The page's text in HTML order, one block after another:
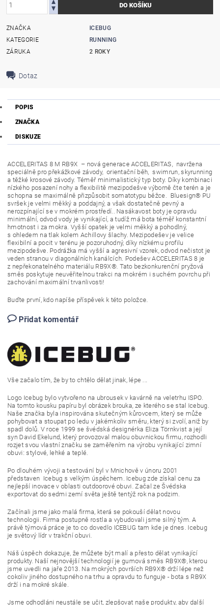
ZNAČKA
ICEBUG
KATEGORIE
RUNNING
ZÁRUKA
2 ROKY
Dotaz
POPIS
ZNAČKA
DISKUZE
ACCELERITAS 8 M RB9X – nová generace ACCELERITAS, navržena
speciálně pro překážkové závody, orientační běh, swimrun, skyrunning
a těžké krosové závody. Téměř minimalistický typ boty. Díky kombinaci
nízkého posazení nohy a flexibilitě mezipodešve výborně čte terén a je
schopna se maximálně přizpůsobit somatotypu běžce. Bluesign® PU
svršek je velmi měkký a poddajný, a však dostatečně pevný a
nerozpínající se v mokrém prostředí.. Nasákavost boty je opravdu
minimální, odvod vody je vynikající, a tudíž má bota téměř konstantní
hmotnost i za mokra. Vyšší opatek je velmi měkký a pohodlný,
s ohledem na tlak kolem Achillovy šlachy. Mezipodešev je velice
flexibilní a pocit v terénu je pozoruhodný, díky nízkému profilu
mezipodešve. Podrážka má vyšší a agresivní vzorek, odvod nečistot je
veden stranou v diagonálních kanálcích. Podešev ACCELERITAS 8 je
z nepřekonatelného materiálu RB9X®. Tato bezkonkurenční pryžová
směs poskytuje neuvěřitelnou trakci na mokrém i suchém povrchu při
zachování maximální trvanlivosti!
Buďte první, kdo napíše příspěvek k této položce.
Přidat komentář
Vše zača lo tím, že by to chtělo dělat jinak, lépe ...
Logo Icebug bylo vytvořeno na ubrousek v kavárně na veletrhu ISPO.
Na tomto kousku papíru byl obrázek brouka, ze kterého se stal Icebug.
Naše značka byla inspirována skutečným kůrovcem, který se může
pohybovat a stoupat po ledu v jakémkoliv směru, který si zvolí, aniž by
spadl dolů. V roce 1999 se švédská designérka Eliza Törnkvist a její
syn David Ekelund, který provozoval malou obuvnickou firmu, rozhodli
rozjet svou vlastní značku se zaměřením na výrobu vynikající zimní
obuvi: stylové, lehké a teplé.
Po dlouhém vývoji a testování byl v Mnichově v únoru 2001
představen Icebug s velkým úspěchem. Icebug zde získal cenu za
nejlepší inovace v oblasti outdoorové obuvi. Začal ze Švédska
exportovat do sedmi zemí světa ještě tentýž rok na podzim.
Začínali jsme jako malá firma, která se pokouší dělat novou
technologii. Firma postupně rostla a vybudovali jsme silný tým. A
právě týmová práce je to co dovedlo ICEBUG tam kde je dnes. Icebug
je světový lídr v trakční obuvi.
Náš úspěch dokazuje, že můžete být malí a přesto dělat vynikající
produkty. Naší nejnovější technologií je gumová směs RB9X®, kterou
jsme uvedli na jaře 2013. Na mokrých površích RB9X® drží lépe než
cokoliv jiného dostupného na trhu a opravdu to funguje - bota s RB9X
drží i na mokré skále.
Jsme odhodláni neustále se učit, zlepšovat naše produkty, aby další